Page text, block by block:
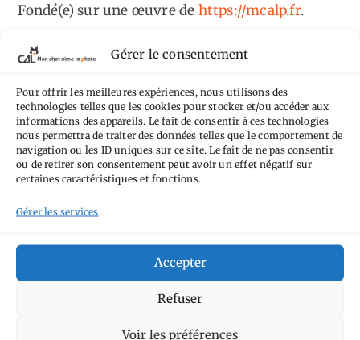
Gérer le consentement
Pour offrir les meilleures expériences, nous utilisons des
technologies telles que les cookies pour stocker et/ou accéder aux
informations des appareils. Le fait de consentir à ces technologies
nous permettra de traiter des données telles que le comportement de
navigation ou les ID uniques sur ce site. Le fait de ne pas consentir
ou de retirer son consentement peut avoir un effet négatif sur
certaines caractéristiques et fonctions.
Gérer les services
Accepter
Refuser
Voir les préférences
Fondé(e) sur une œuvre de https://mcalp.fr.
Tags
Ailleurs Aimez-vous bordelAllemagne Andorre
Anti tourisme
perchéCircuit
Academy JaponJournées
du patrimoineLa DéfenseNormandieNorvège
Olympus OM-D E-M5